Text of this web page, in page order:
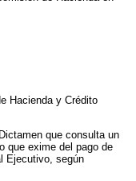
Hacienda y Crédito
que consulta un
que exime del pago de
Ejecutivo, según